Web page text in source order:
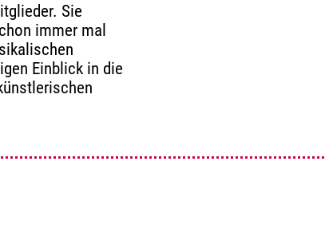
Sie
immer mal
Einblick in die